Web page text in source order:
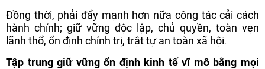
Đồng thời, phải đẩy mạnh hơn nữa công tác cải cách
hành chính; giữ vững độc lập, chủ quyền, toàn vẹn
lãnh thổ, ổn định chính trị, trật tự an toàn xã hội.
Tập trung giữ vững ổn định kinh tế vĩ mô bằng mọi